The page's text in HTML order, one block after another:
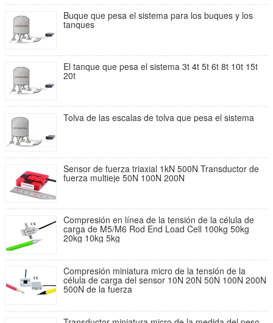
Buque que pesa el sistema para los buques y los
tanques
El tanque que pesa el sistema 3t 4t 5t 6t 8t 10t 15t
20t
Tolva de las escalas de tolva que pesa el sistema
Sensor de fuerza triaxial 1kN 500N Transductor de
fuerza multieje 50N 100N 200N
Compresión en línea de la tensión de la célula de
carga de M5/M6 Rod End Load Cell 100kg 50kg
20kg 10kg 5kg
Compresión miniatura micro de la tensión de la
célula de carga del sensor 10N 20N 50N 100N 200N
500N de la fuerza